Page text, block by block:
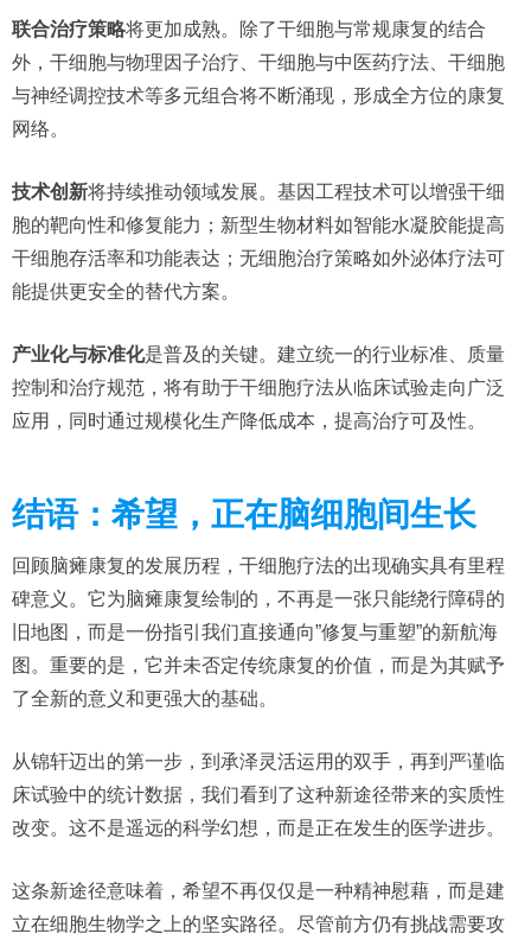
联合治疗策略将更加成熟。除了干细胞与常规康复的结合
外，干细胞与物理因子治疗、干细胞与中医药疗法、干细胞
与神经调控技术等多元组合将不断涌现，形成全方位的康复
网络。
技术创新将持续推动领域发展。基因工程技术可以增强干细
胞的靶向性和修复能力；新型生物材料如智能水凝胶能提高
干细胞存活率和功能表达；无细胞治疗策略如外泌体疗法可
能提供更安全的替代方案。
产业化与标准化是普及的关键。建立统一的行业标准、质量
控制和治疗规范，将有助于干细胞疗法从临床试验走向广泛
应用，同时通过规模化生产降低成本，提高治疗可及性。
结语：希望，正在脑细胞间生长
回顾脑瘫康复的发展历程，干细胞疗法的出现确实具有里程
碑意义。它为脑瘫康复绘制的，不再是一张只能绕行障碍的
旧地图，而是一份指引我们直接通向”修复与重塑”的新航海
图。重要的是，它并未否定传统康复的价值，而是为其赋予
了全新的意义和更强大的基础。
从锦轩迈出的第一步，到承泽灵活运用的双手，再到严谨临
床试验中的统计数据，我们看到了这种新途径带来的实质性
改变。这不是遥远的科学幻想，而是正在发生的医学进步。
这条新途径意味着，希望不再仅仅是一种精神慰藉，而是建
立在细胞生物学之上的坚实路径。尽管前方仍有挑战需要攻